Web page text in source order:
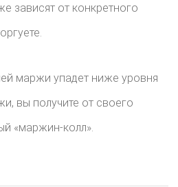
зависят от конкретного
маржи упадет ниже уровня
вы получите от своего
«маржин-колл».